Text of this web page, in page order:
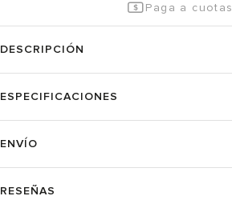
Paga a cuotas
DESCRIPCIÓN
ESPECIFICACIONES
ENVÍO
RESEÑAS